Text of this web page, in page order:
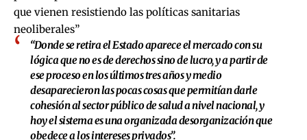
que vienen resistiendo las políticas sanitarias
neoliberales”
“Donde se retira el Estado aparece el mercado con su
lógica que no es de derechos sino de lucro, y a partir de
ese proceso en los últimos tres años y medio
desaparecieron las pocas cosas que permitían darle
cohesión al sector público de salud a nivel nacional, y
hoy el sistema es una organizada desorganización que
obedece a los intereses privados”.